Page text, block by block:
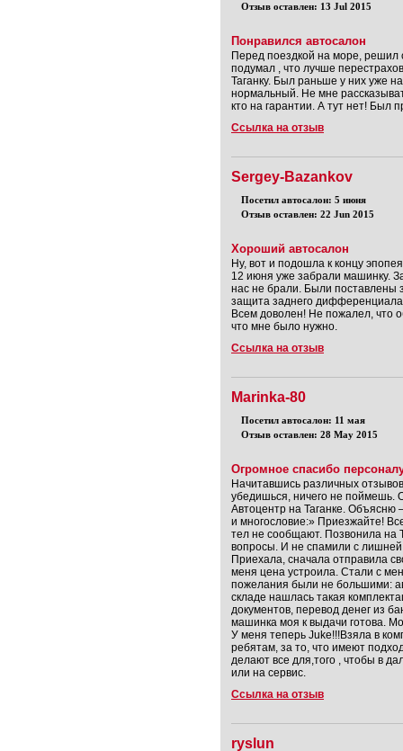
Отзыв оставлен: 13 Jul 2015
Понравился автосалон
Перед поездкой на море, решил
подумал , что лучше
Таганку. Был раньше у них уже
нормальный. Не мне
кто на гарантии. А тут нет! Был
Ссылка на отзыв
Sergey-Bazankov
Посетил автосалон: 5 июня
Отзыв оставлен: 22 Jun 2015
Хороший автосалон
Ну, вот и подошла к концу
12 июня уже забрали машинку.
нас не брали. Были поставлены
защита заднего
Всем доволен! Не пожалел, что
что мне было нужно.
Ссылка на отзыв
Marinka-80
Посетил автосалон: 11 мая
Отзыв оставлен: 28 May 2015
Огромное спасибо
Начитавшись различных
убедишься, ничего не поймешь.
Автоцентр на Таганке. Объясню
и многословие:» Приезжайте!
тел не сообщают. Позвонила на
вопросы. И не спамили с
Приехала, сначала отправила
меня цена устроила. Стали с
пожелания были не большими:
складе нашлась такая
документов, перевод денег из
машинка моя к выдачи готова.
У меня теперь Juke!!!Взяла в
ребятам, за то, что имеют
делают все для,того , чтобы в
или на сервис.
Ссылка на отзыв
ryslun